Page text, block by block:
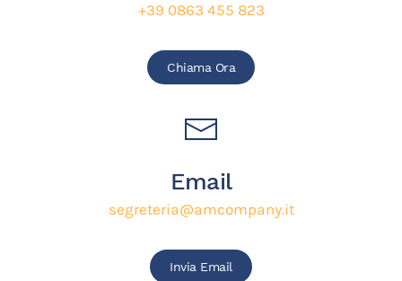
+39 0863 455 823
Chiama Ora
Email
segreteria@amcompany.it
Invia Email